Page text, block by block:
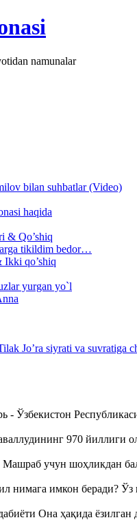
namunalar
bilan suhbatlar (Video)
haqida
& Qo’shiq
tikildim bedor…
qo’shiq
yurgan yo`l
Jo’ra siyrati va suvratiga
- Ўзбекистон
970 йиллиги
учун шоҳликдан
нимага имкон беради?
Она ҳақида